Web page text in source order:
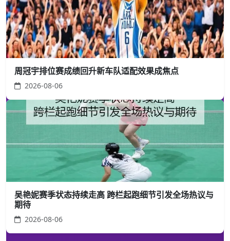
周冠宇排位赛成绩回升新车队适配效果成焦点
2026-08-06
吴艳妮赛季状态持续走高 跨栏起跑细节引发全场热议与
期待
2026-08-06